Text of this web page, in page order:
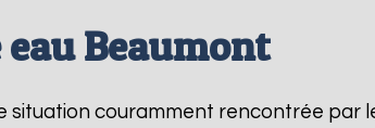
Beaumont
situation couramment rencontrée par